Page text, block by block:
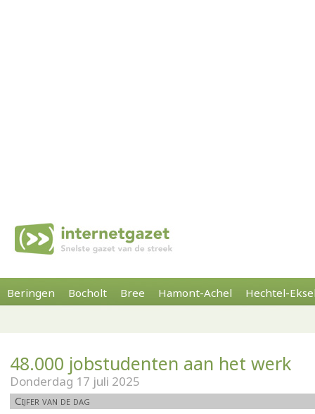
Beringen Bocholt Bree Hamont-Achel Hechtel-
48.000 jobstudenten aan het werk
Donderdag 17 juli 2025
Cijfer van de dag